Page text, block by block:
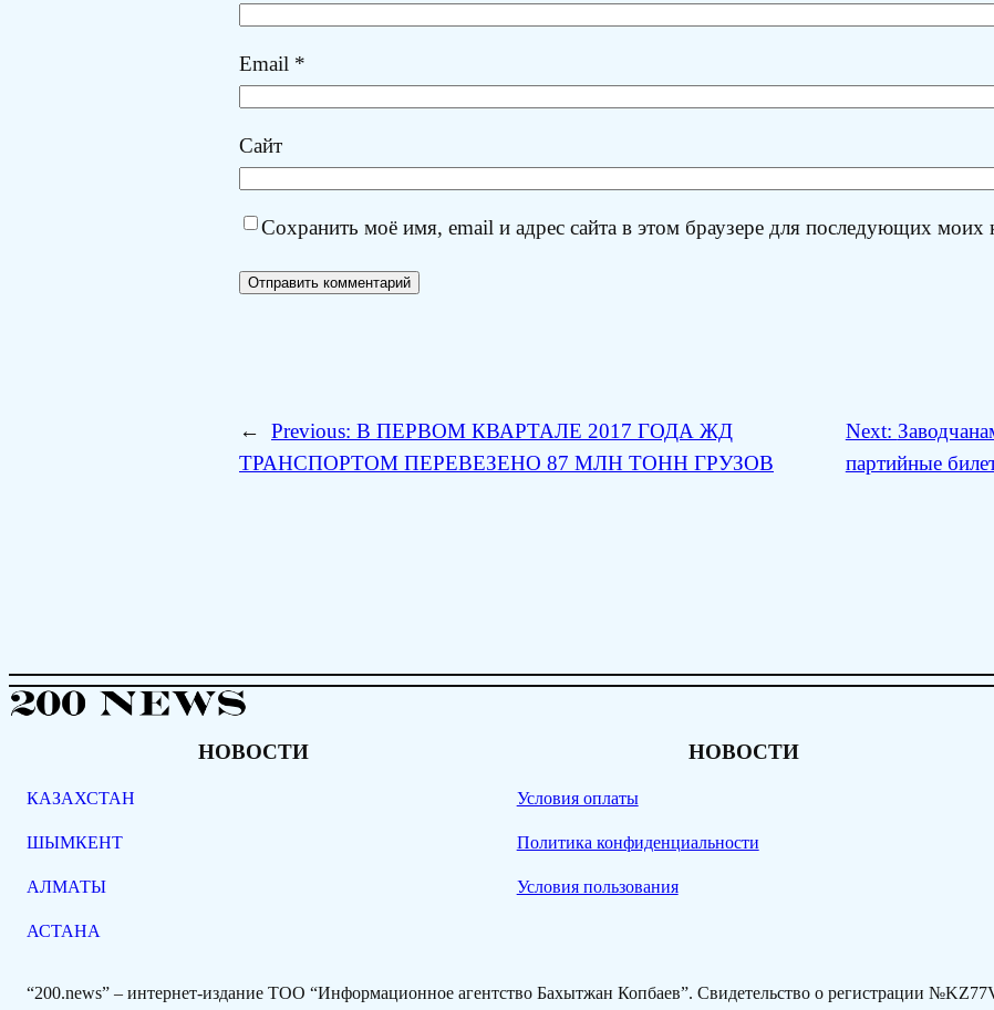
Email *
Сайт
Сохранить моё имя, email и адрес сайта в этом браузере для последующих моих
← Previous: В ПЕРВОМ КВАРТАЛЕ 2017 ГОДА ЖД
ТРАНСПОРТОМ ПЕРЕВЕЗЕНО 87 МЛН ТОНН ГРУЗОВ
Next:
партийные
НОВОСТИ
КАЗАХСТАН
ШЫМКЕНТ
АЛМАТЫ
АСТАНА
НОВОСТИ
Условия оплаты
Политика конфиденциальности
Условия пользования
“200.news” – интернет-издание ТОО “Информационное агентство Бахытжан Копбаев”. Свидетельство о регистрации